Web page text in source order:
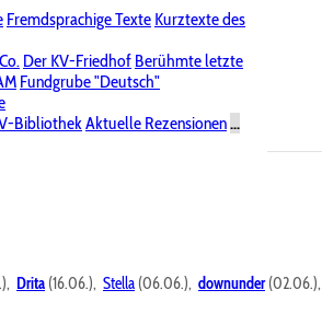
Fremdsprachige Texte Kurztexte des
Der KV-Friedhof Berühmte letzte
Fundgrube "Deutsch"
BibliothekAktuelle Rezensionen...
Drita (16.06.), Stella (06.06.), downunder(02.06.),